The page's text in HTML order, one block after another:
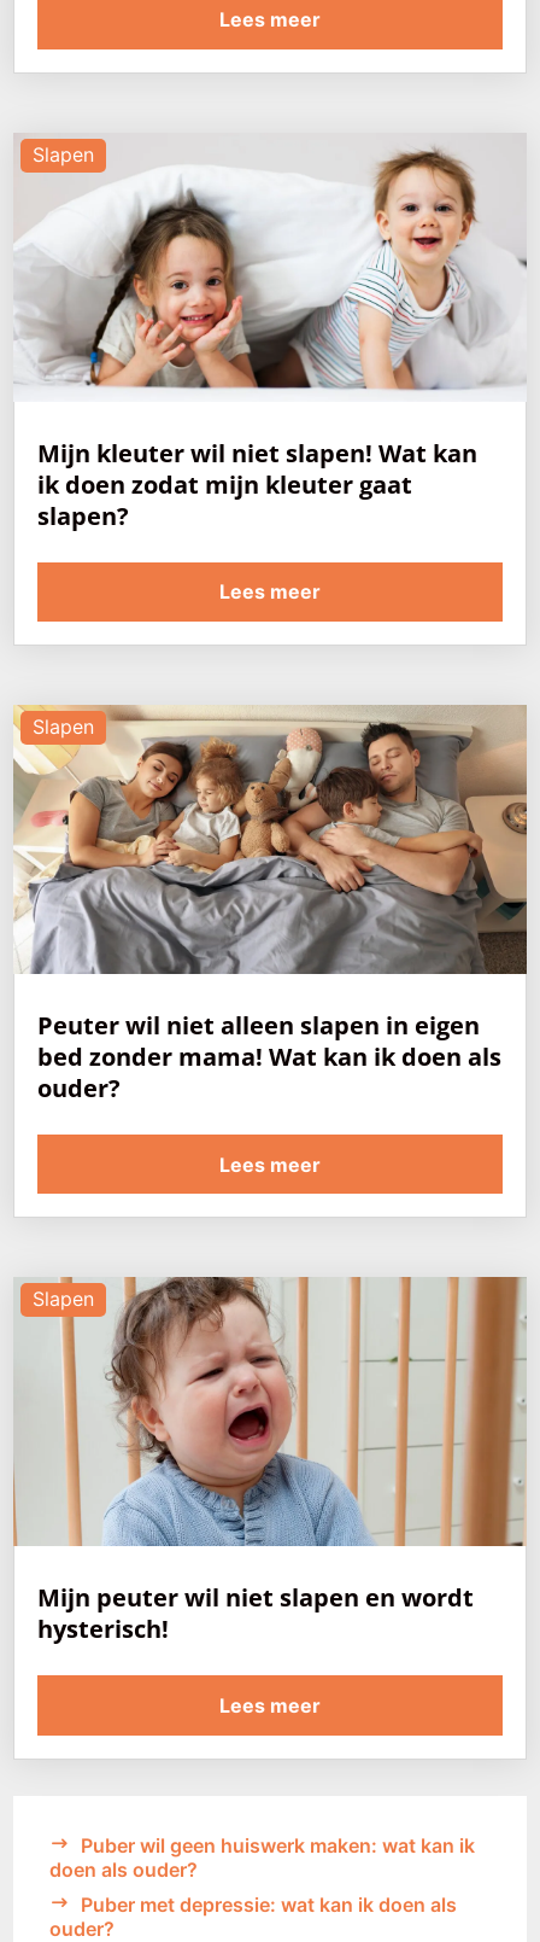
Lees meer
Mijn kleuter wil niet slapen! Wat kan
ik doen zodat mijn kleuter gaat
slapen?
Slapen
Lees meer
Peuter wil niet alleen slapen in eigen
bed zonder mama! Wat kan ik doen als
ouder?
Slapen
Lees meer
Mijn peuter wil niet slapen en wordt
hysterisch!
Slapen
Lees meer
Puber wil geen huiswerk maken: wat kan ik
doen als ouder?
Puber met depressie: wat kan ik doen als
ouder?